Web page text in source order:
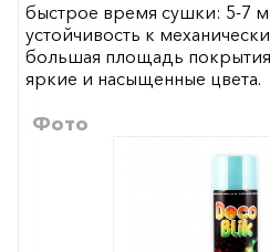
быстрое время сушки: 5-7
устойчивость к
большая площадь покрытия
яркие и насыщенные цвета.
Фото